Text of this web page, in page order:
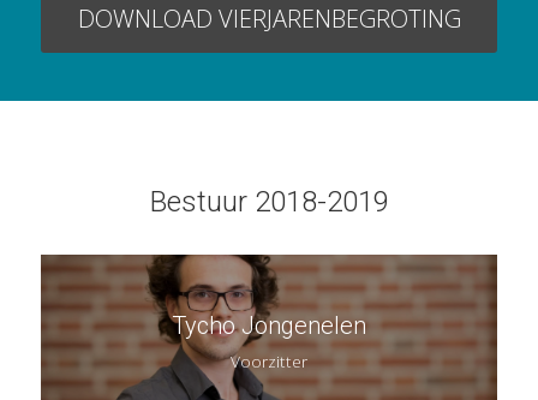
DOWNLOAD VIERJARENBEGROTING
Bestuur 2018-2019
Tycho Jongenelen
Voorzitter